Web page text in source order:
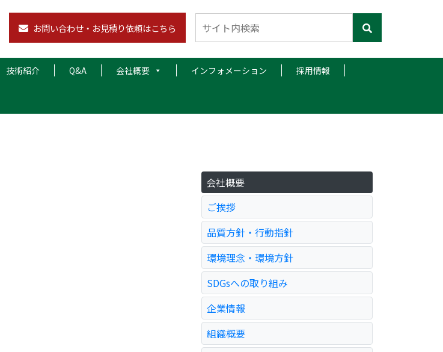
お問い合わせ・お見積り依頼はこちら
技術紹介 Q&A 会社概要 インフォメーション 採用情報
会社概要
ご挨拶
品質方針・行動指針
環境理念・環境方針
SDGsへの取り組み
企業情報
組織概要